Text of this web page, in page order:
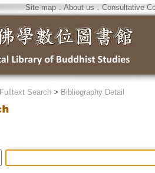
Site map．About us ． Consultative
Fulltext Search > Bibliography Detail